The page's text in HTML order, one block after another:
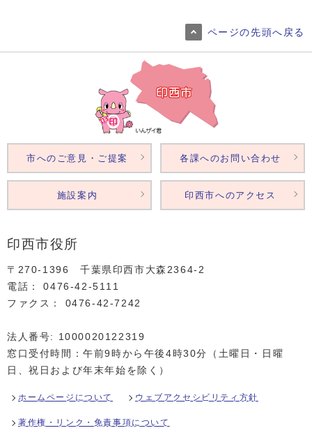
ページの先頭へ戻る
印西市役所
〒270-1396 千葉県印西市大森2364‐2
電話： 0476‐42‐5111
ファクス： 0476‐42‐7242
法人番号: 1000020122319
窓口受付時間：午前9時から午後4時30分（土曜日・日曜
日、祝日および年末年始を除く）
ホームページについて ウェブアクセシビリティ方針
著作権・リンク・免責事項について
市へのご意見・ご提案 各課へのお問い合わせ
施設案内 印西市へのアクセス